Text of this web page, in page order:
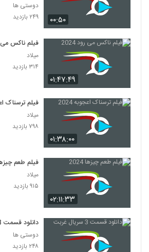
۰۰:۵۰
دوستی ها
۲۴۹ بازدید
۰۱:۴۷:۴۹
فیلم ناکس می
میلاد
۳۱۴ بازدید
۰۱:۳۸:۰۰
فیلم ترسناک
میلاد
۷۹۸ بازدید
۰۲:۱۱:۳۳
فیلم طعم چیزها
میلاد
۹۱۵ بازدید
دانلود قسمت 3 سریال غربت
دوستی ها
۲۴۸ بازدید